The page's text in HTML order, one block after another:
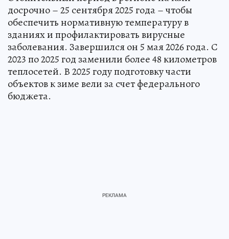
досрочно – 25 сентября 2025 года – чтобы
обеспечить нормативную температуру в
зданиях и профилактировать вирусные
заболевания. Завершился он 5 мая 2026 года. С
2023 по 2025 год заменили более 48 километров
теплосетей. В 2025 году подготовку части
объектов к зиме вели за счет федерального
бюджета.